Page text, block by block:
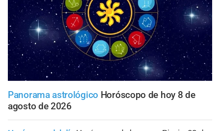
Panorama astrológico Horóscopo de hoy 8 de
agosto de 2026